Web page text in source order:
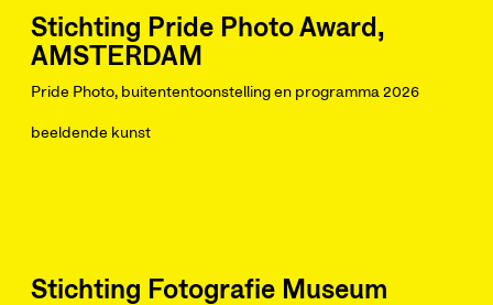
Stichting Pride Photo Award,
AMSTERDAM
Pride Photo, buitententoonstelling en programma 2026
beeldende kunst
Stichting Fotografie Museum